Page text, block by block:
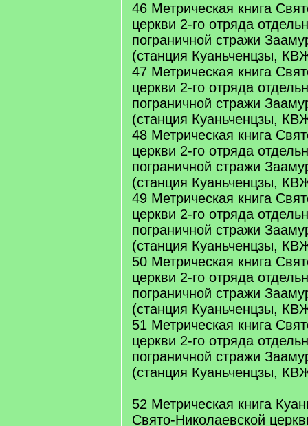
46 Метрическая книга
церкви 2-го отряда
пограничной стражи
(станция Куаньченцзы,
47 Метрическая книга
церкви 2-го отряда
пограничной стражи
(станция Куаньченцзы,
48 Метрическая книга
церкви 2-го отряда
пограничной стражи
(станция Куаньченцзы,
49 Метрическая книга
церкви 2-го отряда
пограничной стражи
(станция Куаньченцзы,
50 Метрическая книга
церкви 2-го отряда
пограничной стражи
(станция Куаньченцзы,
51 Метрическая книга
церкви 2-го отряда
пограничной стражи
(станция Куаньченцзы,
52 Метрическая книга
Свято-Николаевской